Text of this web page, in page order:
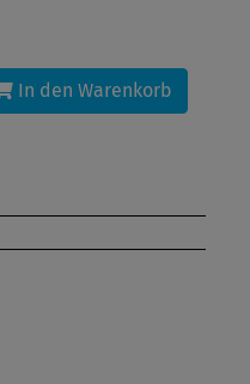
In den Warenkorb